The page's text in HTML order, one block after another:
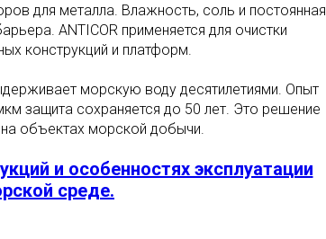
для металла. Влажность, соль и постоянная
ANTICOR применяется для очистки
конструкций и платформ.
морскую воду десятилетиями. Опыт
защита сохраняется до 50 лет. Это решение
объектах морской добычи.
и особенностях эксплуатации
среде.